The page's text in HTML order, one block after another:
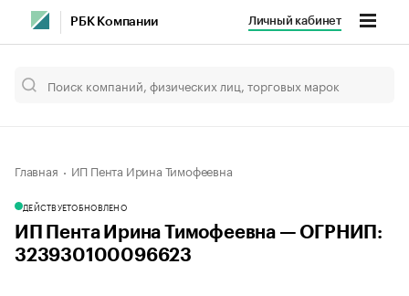
РБК Компании Личный кабинет
Главная ИП Пента Ирина Тимофеевна
ДЕЙСТВУЕТОБНОВЛЕНО
ИП Пента Ирина Тимофеевна — ОГРНИП:
323930100096623